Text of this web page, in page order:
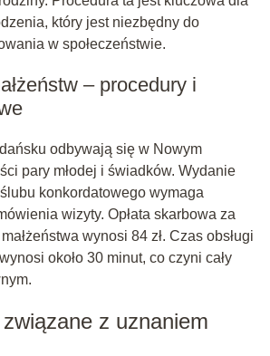
który jest niezbędny do
w społeczeństwie.
– procedury i
odbywają się w Nowym
pary młodej i świadków. Wydanie
konkordatowego wymaga
wizyty. Opłata skarbowa za
wynosi 84 zł. Czas obsługi
około 30 minut, co czyni cały
z uznaniem